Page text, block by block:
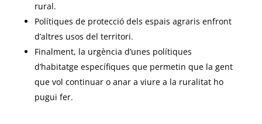
rural.
Polítiques de protecció dels espais agraris enfront
d’altres usos del territori.
Finalment, la urgència d’unes polítiques
d’habitatge específiques que permetin que la gent
que vol continuar o anar a viure a la ruralitat ho
pugui fer.